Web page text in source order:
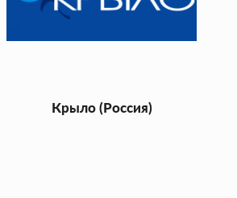
Крыло (Россия)